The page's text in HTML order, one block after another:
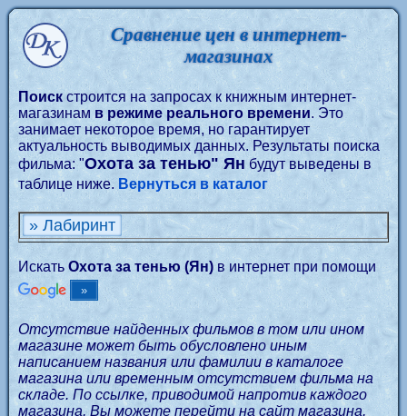
Сравнение цен в интернет-
магазинах
Поиск строится на запросах к книжным интернет-
магазинам в режиме реального времени. Это
занимает некоторое время, но гарантирует
актуальность выводимых данных. Результаты поиска
фильма: "Охота за тенью" Ян будут выведены в
таблице ниже. Вернуться в каталог
» Лабиринт
Искать Охота за тенью (Ян) в интернет при помощи
Отсутствие найденных фильмов в том или ином
магазине может быть обусловлено иным
написанием названия или фамилии в каталоге
магазина или временным отсутствием фильма на
складе. По ссылке, приводимой напротив каждого
магазина, Вы можете перейти на сайт магазина,